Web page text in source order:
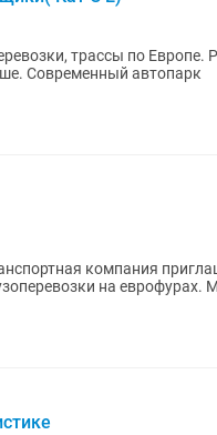
трассы по Европе.
Современный автопарк
компания
на еврофурах. Мы предлагаем: